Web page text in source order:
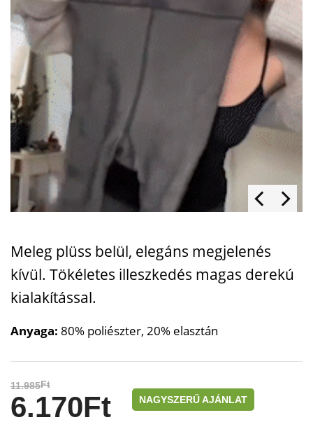
Meleg plüss belül, elegáns megjelenés
kívül. Tökéletes illeszkedés magas derekú
kialakítással.
Anyaga: 80% poliészter, 20% elasztán
11.985Ft
6.170Ft NAGYSZERŰ AJÁNLAT